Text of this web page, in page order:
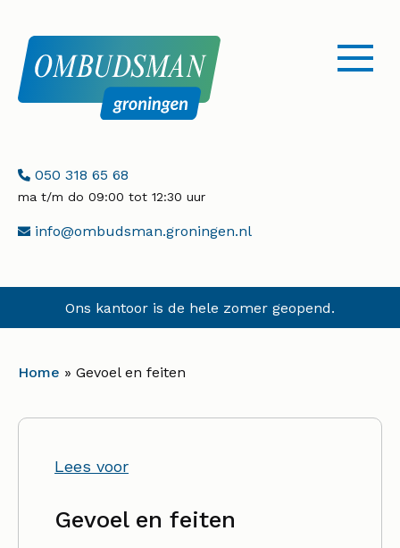
menu
openen
Telefoonnummer:
050 318 65 68
ma t/m do 09:00 tot 12:30 uur
E-info@ombudsman.groningen.nl
Ons kantoor is de hele zomer geopend.
Home » Gevoel en feiten
Lees voor
Gevoel en feiten